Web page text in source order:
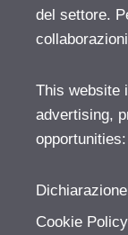
del settore.
This website
advertising,
opportunities:
Cookie